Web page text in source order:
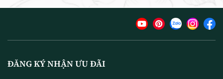
ĐĂNG KÝ NHẬN ƯU ĐÃI